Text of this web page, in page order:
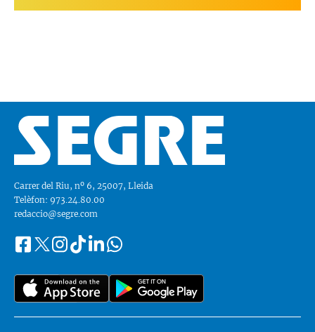
Carrer del Riu, nº 6, 25007, Lleida
Telèfon: 973.24.80.00
redaccio@segre.com
Segueix-
a::
FacebookInstagram
TiktokLinkedinWhatsapp